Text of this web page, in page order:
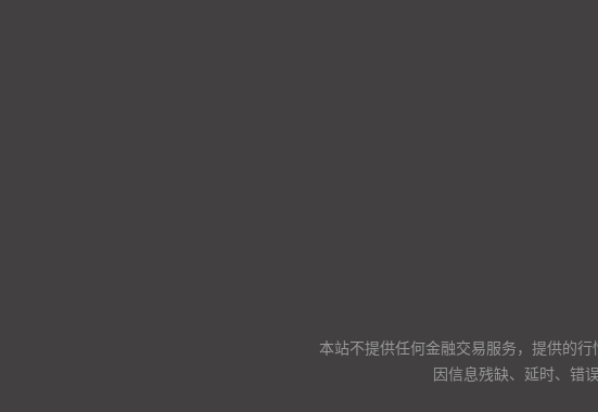
本站不提供任何金融交易服务，提供的
因信息残缺、延时、错